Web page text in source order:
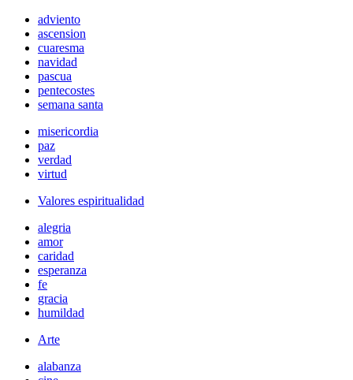
adviento
ascension
cuaresma
navidad
pascua
pentecostes
semana santa
misericordia
paz
verdad
virtud
Valores espiritualidad
alegria
amor
caridad
esperanza
fe
gracia
humildad
Arte
alabanza